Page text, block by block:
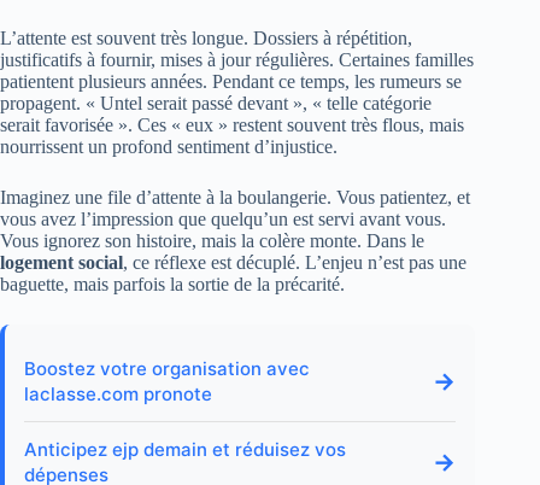
L’attente est souvent très longue. Dossiers à répétition,
justificatifs à fournir, mises à jour régulières. Certaines familles
patientent plusieurs années. Pendant ce temps, les rumeurs se
propagent. « Untel serait passé devant », « telle catégorie
serait favorisée ». Ces « eux » restent souvent très flous, mais
nourrissent un profond sentiment d’injustice.
Imaginez une file d’attente à la boulangerie. Vous patientez, et
vous avez l’impression que quelqu’un est servi avant vous.
Vous ignorez son histoire, mais la colère monte. Dans le
logement social, ce réflexe est décuplé. L’enjeu n’est pas une
baguette, mais parfois la sortie de la précarité.
Boostez votre organisation avec
laclasse.com pronote
→
Anticipez ejp demain et réduisez vos
dépenses
→